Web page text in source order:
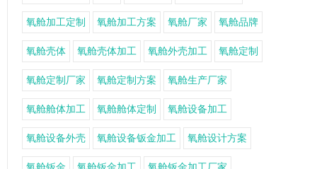
氧舱加工定制 氧舱加工方案 氧舱厂家 氧舱品牌
氧舱壳体 氧舱壳体加工 氧舱外壳加工 氧舱定制
氧舱定制厂家 氧舱定制方案 氧舱生产厂家
氧舱舱体加工 氧舱舱体定制 氧舱设备加工
氧舱设备外壳 氧舱设备钣金加工 氧舱设计方案